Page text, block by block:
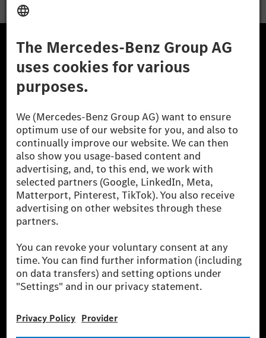
A Mercedes-Benz Csoport
A Mercedes-Benz Group AG (korábbi Daimler AG) a
Mercedes-Benz AG-val együtt a prémium és
luxusautók, valamint kishaszonjárművek vezető
globális szállítói vagyunk. A Mercedes-Benz Mobility
AG finanszírozást, lízinget, autó előfizetést és
autókölcsönzést, flottakezelést, digitális
szolgáltatásokat a töltéshez és fizetéshez,
biztosításközvetítést, valamint innovatív mobilitási
szolgáltatásokat kínál.
Helyszínek